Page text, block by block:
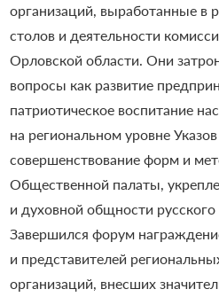
организаций, выработанные в
столов и деятельности
Орловской области. Они
вопросы как развитие
патриотическое воспитание
на региональном уровне
совершенствование форм и
Общественной палаты,
и духовной общности русского
Завершился форум
и представителей
организаций, внесших